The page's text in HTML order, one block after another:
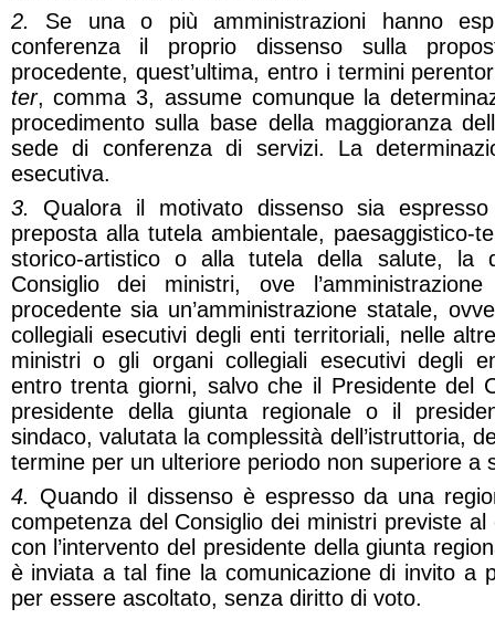
2.
Se una o più amministrazioni hanno
conferenza il proprio dissenso sulla
procedente, quest’ultima, entro i termini
ter, comma 3, assume comunque la
procedimento sulla base della maggioranza
sede di conferenza di servizi. La
esecutiva.
3. Qualora il motivato dissenso sia espresso
preposta alla tutela ambientale, paesaggistico-
storico-artistico o alla tutela della salute, la
Consiglio dei ministri, ove
procedente sia un’amministrazione statale,
collegiali esecutivi degli enti territoriali, nelle
ministri o gli organi collegiali esecutivi degli
entro trenta giorni, salvo che il Presidente del
presidente della giunta regionale o il
sindaco, valutata la complessità dell’istruttoria,
termine per un ulteriore periodo non superiore a
4. Quando il dissenso è espresso da una
competenza del Consiglio dei ministri previste
con l’intervento del presidente della giunta
è inviata a tal fine la comunicazione di invito a
per essere ascoltato, senza diritto di voto.